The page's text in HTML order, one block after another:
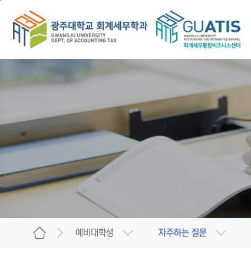
예비대학생 자주하는 질문